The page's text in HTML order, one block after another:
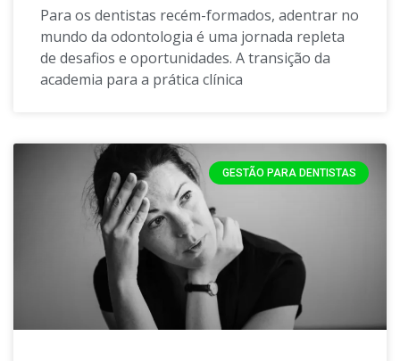
Para os dentistas recém-formados, adentrar no
mundo da odontologia é uma jornada repleta
de desafios e oportunidades. A transição da
academia para a prática clínica
GESTÃO PARA DENTISTAS